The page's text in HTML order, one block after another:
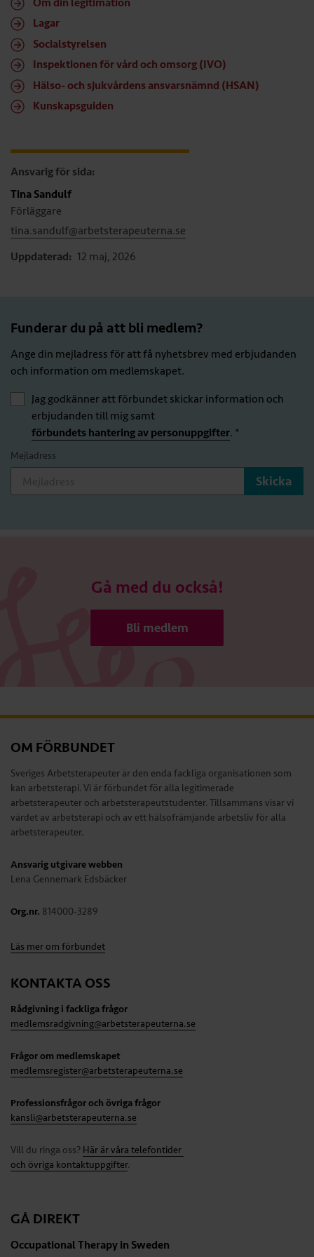
Lagar
Socialstyrelsen
Inspektionen för vård och omsorg (IVO)
Hälso- och sjukvårdens ansvarsnämnd (HSAN)
Kunskapsguiden
Ansvarig för sida:
Tina Sandulf
Förläggare
tina.sandulf@arbetsterapeuterna.se
Uppdaterad: 12 maj, 2026
Funderar du på att bli medlem?
Ange din mejladress för att få nyhetsbrev med erbjudanden
och information om medlemskapet.
Jag godkänner att förbundet skickar information och
erbjudanden till mig samt
förbundets hantering av personuppgifter. *
Mejladress
Gå med du också!
Bli medlem
OM FÖRBUNDET
Sveriges Arbetsterapeuter är den enda fackliga organisationen som
kan arbetsterapi. Vi är förbundet för alla legitimerade
arbetsterapeuter och arbetsterapeutstudenter. Tillsammans visar vi
värdet av arbetsterapi och av ett hälsofrämjande arbetsliv för alla
arbetsterapeuter.
Ansvarig utgivare webben
Lena Gennemark Edsbäcker
Org.nr. 814000-3289
Läs mer om förbundet
KONTAKTA OSS
Rådgivning i fackliga frågor
medlemsradgivning@arbetsterapeuterna.se
Frågor om medlemskapet
medlemsregister@arbetsterapeuterna.se
Professionsfrågor och övriga frågor
kansli@arbetsterapeuterna.se
Vill du ringa oss? Här är våra telefontider
och övriga kontaktuppgifter.
GÅ DIREKT
Occupational Therapy in Sweden